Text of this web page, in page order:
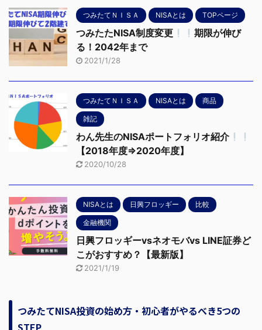
つみたてＮＩＳＡ NISAとは TOPページ
つみたたNISA制度変更
期限が伸び
る！2042年まで
2021/1/28
つみたてＮＩＳＡ NISAとは 商品
雑記
わん先生のNISAポートフォリオ紹介
【2018年度⇒2020年度】
2020/10/28
NISAとは 日興フロッギー 比較
金融機関
日興フロッギーvsネオモバvs LINE証券ど
こがおすすめ？【最新版】
2021/1/19
つみたてNISA投資の始め方・初心者がやるべき5つの